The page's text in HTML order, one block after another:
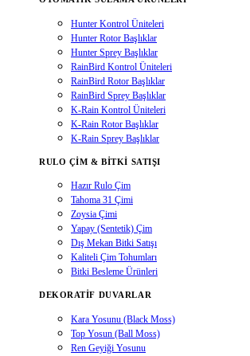
Hunter Kontrol Üniteleri
Hunter Rotor Başlıklar
Hunter Sprey Başlıklar
RainBird Kontrol Üniteleri
RainBird Rotor Başlıklar
RainBird Sprey Başlıklar
K-Rain Kontrol Üniteleri
K-Rain Rotor Başlıklar
K-Rain Sprey Başlıklar
RULO ÇIM & BITKI SATIŞI
Hazır Rulo Çim
Tahoma 31 Çimi
Zoysia Çimi
Yapay (Sentetik) Çim
Dış Mekan Bitki Satışı
Kaliteli Çim Tohumları
Bitki Besleme Ürünleri
DEKORATIF DUVARLAR
Kara Yosunu (Black Moss)
Top Yosun (Ball Moss)
Ren Geyiği Yosunu